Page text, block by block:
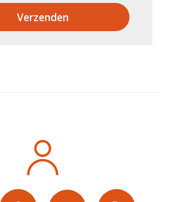
Verzenden